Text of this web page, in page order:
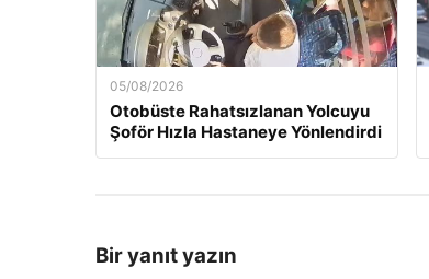
05/08/2026
Otobüste Rahatsızlanan Yolcuyu
Şoför Hızla Hastaneye Yönlendirdi
Bir yanıt yazın